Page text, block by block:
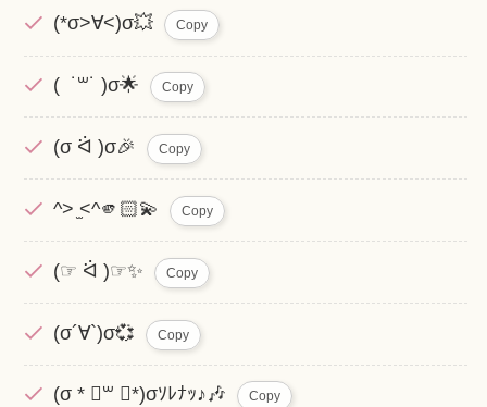
(*σ>∀<)σ💥 Copy
( ˙꒳​˙ )σ🌟 Copy
(σ ᐛ )σ🎉 Copy
^> ̫<^🫵🏻💫 Copy
(☞ ᐛ )☞✨ Copy
(σ´∀`)σ💞 Copy
(σ * ॑꒳ ॑*)σｿﾚﾅｯ♪🎶 Copy